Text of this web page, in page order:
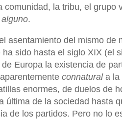
la tribu, el grupo
.
asentamiento del mismo de
sido hasta el siglo XIX (el
Europa la existencia de
connaturala la
enormes, de duelos de
última de la sociedad hasta
de los partidos. Pero no lo